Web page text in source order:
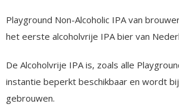
Playground Non-Alcoholic IPA van
het eerste alcoholvrije IPA bier van
De Alcoholvrije IPA is, zoals alle
instantie beperkt beschikbaar en wordt
gebrouwen.